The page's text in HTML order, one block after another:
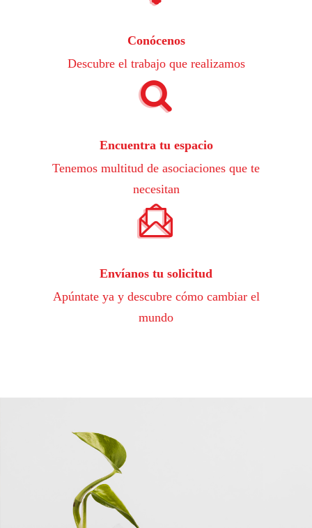
Conócenos
Descubre el trabajo que realizamos
Encuentra tu espacio
Tenemos multitud de asociaciones que te
necesitan
Envíanos tu solicitud
Apúntate ya y descubre cómo cambiar el
mundo